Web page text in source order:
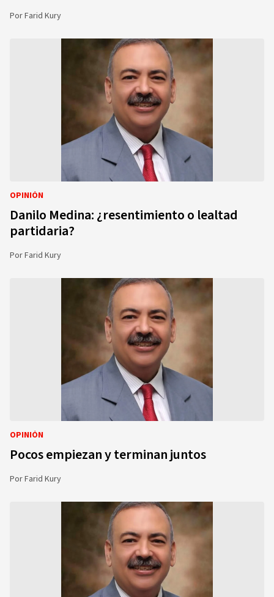
PorFarid Kury
OPINIÓN
Danilo Medina: ¿resentimiento o lealtad
partidaria?
PorFarid Kury
OPINIÓN
Pocos empiezan y terminan juntos
PorFarid Kury